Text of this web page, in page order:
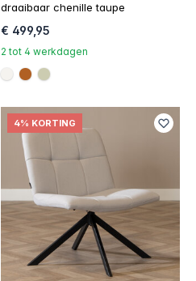
draaibaar chenille taupe
€ 499,95
2 tot 4 werkdagen
#f5f3ef
#b06023
#ccccb1
4% KORTING